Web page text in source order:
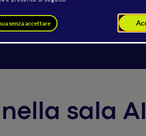
Reparti tecnici: scrivono offerte
il lavoro.
sala